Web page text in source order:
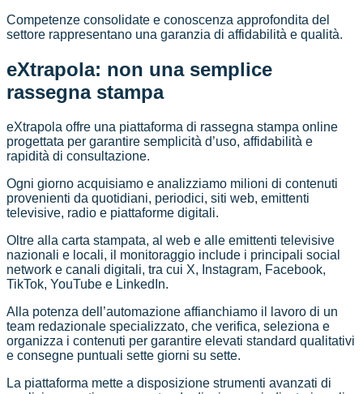
Competenze consolidate e conoscenza approfondita del
settore rappresentano una garanzia di affidabilità e qualità.
eXtrapola: non una semplice
rassegna stampa
eXtrapola offre una piattaforma di rassegna stampa online
progettata per garantire semplicità d’uso, affidabilità e
rapidità di consultazione.
Ogni giorno acquisiamo e analizziamo milioni di contenuti
provenienti da quotidiani, periodici, siti web, emittenti
televisive, radio e piattaforme digitali.
Oltre alla carta stampata, al web e alle emittenti televisive
nazionali e locali, il monitoraggio include i principali social
network e canali digitali, tra cui X, Instagram, Facebook,
TikTok, YouTube e LinkedIn.
Alla potenza dell’automazione affianchiamo il lavoro di un
team redazionale specializzato, che verifica, seleziona e
organizza i contenuti per garantire elevati standard qualitativi
e consegne puntuali sette giorni su sette.
La piattaforma mette a disposizione strumenti avanzati di